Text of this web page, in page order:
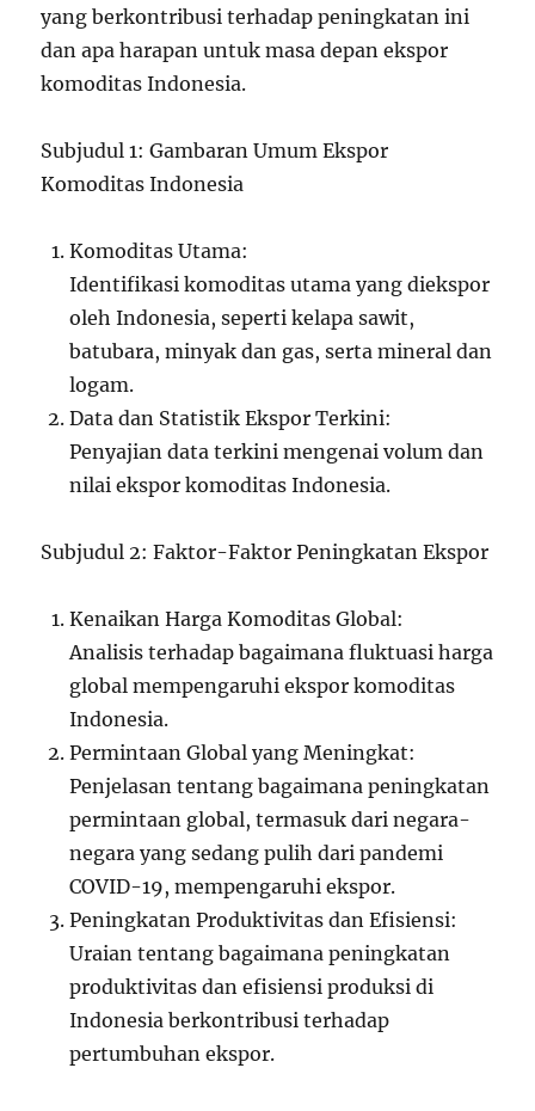
yang berkontribusi terhadap peningkatan ini
dan apa harapan untuk masa depan ekspor
komoditas Indonesia.
Subjudul 1: Gambaran Umum Ekspor
Komoditas Indonesia
Komoditas Utama:
Identifikasi komoditas utama yang diekspor
oleh Indonesia, seperti kelapa sawit,
batubara, minyak dan gas, serta mineral dan
logam.
Data dan Statistik Ekspor Terkini:
Penyajian data terkini mengenai volum dan
nilai ekspor komoditas Indonesia.
Subjudul 2: Faktor-Faktor Peningkatan Ekspor
Kenaikan Harga Komoditas Global:
Analisis terhadap bagaimana fluktuasi harga
global mempengaruhi ekspor komoditas
Indonesia.
Permintaan Global yang Meningkat:
Penjelasan tentang bagaimana peningkatan
permintaan global, termasuk dari negara-
negara yang sedang pulih dari pandemi
COVID-19, mempengaruhi ekspor.
Peningkatan Produktivitas dan Efisiensi:
Uraian tentang bagaimana peningkatan
produktivitas dan efisiensi produksi di
Indonesia berkontribusi terhadap
pertumbuhan ekspor.